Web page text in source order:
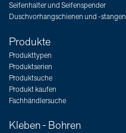
Seifenhalter und Seifenspender
Duschvorhangschienen und -stangen
Produkte
Produkttypen
Produktserien
Produktsuche
Produkt kaufen
Fachhändlersuche
Kleben - Bohren